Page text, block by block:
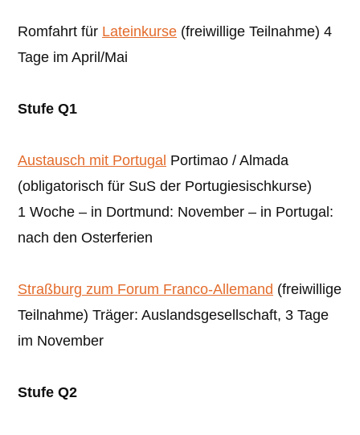
Romfahrt für Lateinkurse (freiwillige Teilnahme) 4
Tage im April/Mai
Stufe Q1
Austausch mit Portugal Portimao / Almada
(obligatorisch für SuS der Portugiesischkurse)
1 Woche – in Dortmund: November – in Portugal:
nach den Osterferien
Straßburg zum Forum Franco-Allemand (freiwillige
Teilnahme) Träger: Auslandsgesellschaft, 3 Tage
im November
Stufe Q2